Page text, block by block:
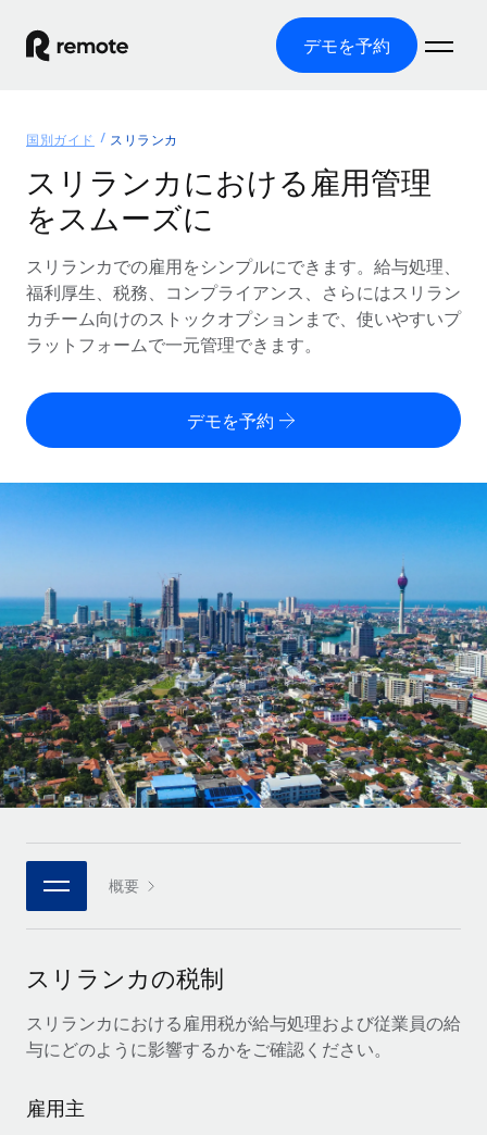
デモを予約
グローバル雇用
グローバル給与処理
コンプライアンス対応の給与処理を手軽に
Employer of Record（EOR）
グローバル展開をコストをかけずに実現
Contractor of Record
世界中の契約社員と法令を遵守して契約
世界中の契約社員をオンボーディングし、管理
インフラ
Remote統合
人事機能をワークフローにシームレスに統合する
プラットフォーム
チームのための人事の基本機能を内蔵
接続 新しい
当社のMCPを使用して、あらゆるAIツールをRemoteに接続
統合
基本的なビジネスツールを活用して業務プロセスを効率化す
専門家に相談
バックグラウンドチェック
ソリューション
各国の制度に対応
国別ガイド
/国別のグローバル雇用支援を検索する
Remoteを他社と比較
スタートアップ
成長中の企業向けのアジャイルなグローバルHR・給与処理ソ
リューション
ミッドマーケット
カスタマイズされた人事ソリューションでチームを拡大する
企業
大企業向けのグローバルHR
パートナーに登録
戦略的テクノロジーパートナー
グローバルな人事機能を柔軟に自社プラットフォームへ統合
当社とのパートナーシップの可能性を検討する
Remote Build 近日リリース予定
統合とAI自動化に関するコンサルティング
活用事例
リソース
ツールと計算ツール
従業員コスト計算ツール
契約社員の報酬計算ツール
グローバルな契約社員向けに、通貨オプションと支払スピー
REMOTEで学習
リサーチおよびガイド
活用事例
HR用語集
チェックリストおよびテンプレート
職務内容ライブラリ
ウェビナー
イベント
ニュースルーム
給与・人材情報
情報センター
サポートを依頼する
価格
English
Nederlands
Français
Deutsch
Español
Italiano
Português (Portugal)
日本語
한국어
ログイン
国別ガイド スリランカ
スリランカにおける雇用管理
をスムーズに
スリランカでの雇用をシンプルにできます。給与処理、
福利厚生、税務、コンプライアンス、さらにはスリラン
カチーム向けのストックオプションまで、使いやすいプ
ラットフォームで一元管理できます。
デモを予約
概要
スリランカの税制
スリランカにおける雇用税が給与処理および従業員の給
与にどのように影響するかをご確認ください。
雇用主